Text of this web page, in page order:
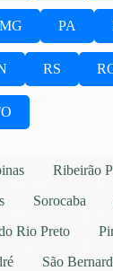
MG PA
RS
Ribeirão
Sorocaba
Rio Preto
São